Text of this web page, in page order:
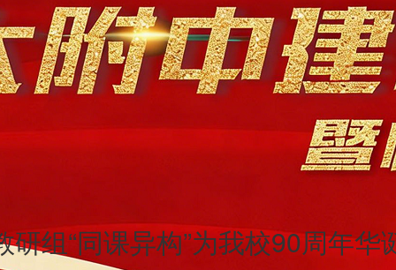
研组“同课异构”为我校90周年华